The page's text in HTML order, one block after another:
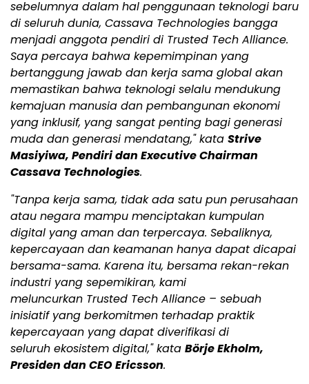
sebelumnya dalam hal penggunaan teknologi baru
di seluruh dunia, Cassava Technologies bangga
menjadi anggota pendiri di Trusted Tech Alliance.
Saya percaya bahwa kepemimpinan yang
bertanggung jawab dan kerja sama global akan
memastikan bahwa teknologi selalu mendukung
kemajuan manusia dan pembangunan ekonomi
yang inklusif, yang sangat penting bagi generasi
muda dan generasi mendatang," kata Strive
Masiyiwa, Pendiri dan Executive Chairman
Cassava Technologies.
"Tanpa kerja sama, tidak ada satu pun perusahaan
atau negara mampu menciptakan kumpulan
digital yang aman dan terpercaya. Sebaliknya,
kepercayaan dan keamanan hanya dapat dicapai
bersama-sama. Karena itu, bersama rekan-rekan
industri yang sepemikiran, kami
meluncurkan Trusted Tech Alliance – sebuah
inisiatif yang berkomitmen terhadap praktik
kepercayaan yang dapat diverifikasi di
seluruh ekosistem digital," kata Börje Ekholm,
Presiden dan CEO Ericsson.